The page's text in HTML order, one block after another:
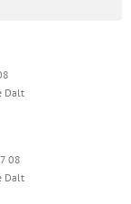
Dalt
08
Dalt